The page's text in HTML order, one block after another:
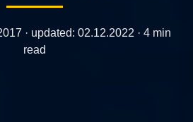
· updated: 02.12.2022 · 4 min
read